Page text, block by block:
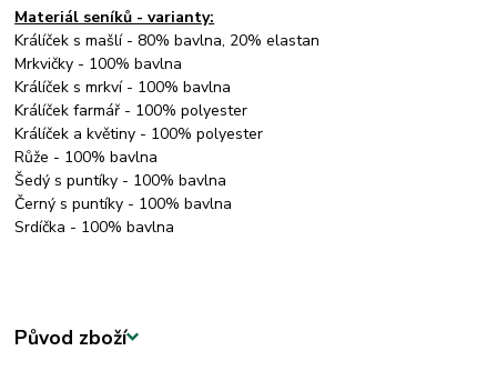
Materiál seníků - varianty:
Králíček s mašlí - 80% bavlna, 20% elastan
Mrkvičky - 100% bavlna
Králíček s mrkví - 100% bavlna
Králíček farmář - 100% polyester
Králíček a květiny - 100% polyester
Růže - 100% bavlna
Šedý s puntíky - 100% bavlna
Černý s puntíky - 100% bavlna
Srdíčka - 100% bavlna
Původ zboží